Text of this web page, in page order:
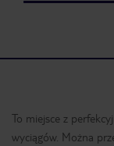
To miejsce z
wyciągów. Można